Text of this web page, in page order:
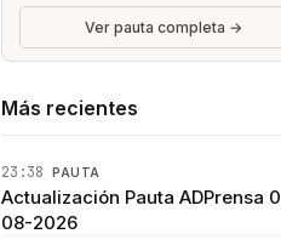
Ver pauta completa →
Más recientes
23:38 PAUTA
Actualización Pauta ADPrensa
08-2026